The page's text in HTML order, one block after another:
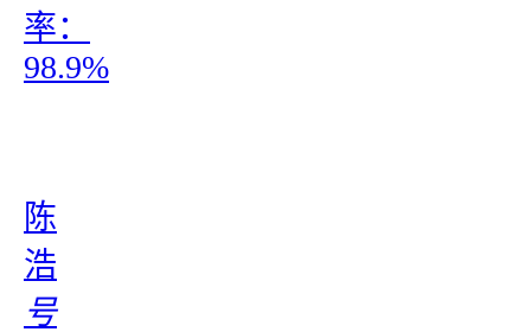
率：
98.9%
陈
浩
号